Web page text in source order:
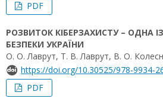
PDF
РОЗВИТОК КІБЕРЗАХИСТУ – ОДНА
БЕЗПЕКИ УКРАЇНИ
О. О. Лаврут, Т. В. Лаврут, В. О.
https://doi.org/10.30525/978-9934-
PDF